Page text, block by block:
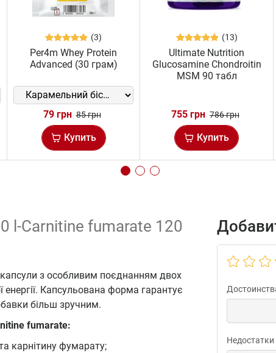
(3)
Per4m Whey Protein
Advanced (30 грам)
79 грн 85 грн
Купить
(13)
Ultimate Nutrition
Glucosamine Chondroitin
MSM 90 табл
755 грн 786 грн
Купить
l-Carnitine fumarate 120
з особливим поєднанням двох
енергії. Капсульована форма гарантує
більш зручним.
fumarate:
карнітину фумарату;
Недостатки